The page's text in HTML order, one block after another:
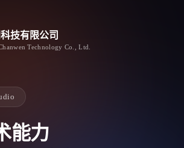
技有限公司
Technology Co., Ltd.
能力